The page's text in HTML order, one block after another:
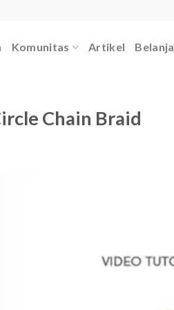
Komunitas Artikel Belanja
Chain Braid